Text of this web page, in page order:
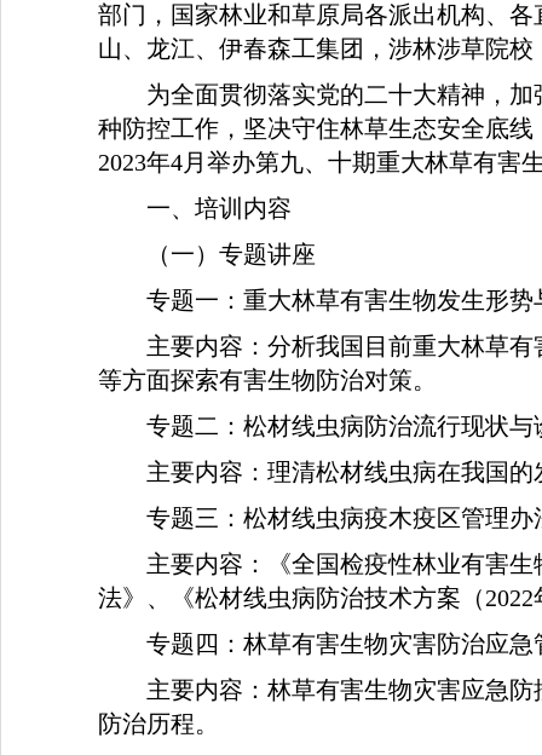
部门，国家林业和草原局各派出机构、
山、龙江、伊春森工集团，涉林涉草院校
为全面贯彻落实党的二十大精神，
种防控工作，坚决守住林草生态安全底
2023年4月举办第九、十期重大林草有害
一、培训内容
（一）专题讲座
专题一：重大林草有害生物发生形势
主要内容：分析我国目前重大林草
等方面探索有害生物防治对策。
专题二：松材线虫病防治流行现状与
主要内容：理清松材线虫病在我国
专题三：松材线虫病疫木疫区管理
主要内容：《全国检疫性林业有害
法》、《松材线虫病防治技术方案（2022
专题四：林草有害生物灾害防治应急
主要内容：林草有害生物灾害应急
防治历程。